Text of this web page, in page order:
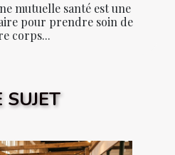
mutuelle santé est une
pour prendre soin de
corps...
SUJET